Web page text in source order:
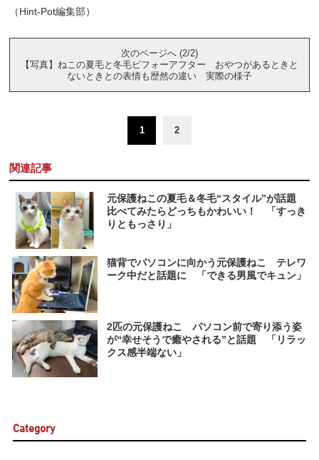
（Hint-Pot編集部）
次のページへ (2/2)
【写真】ねこの夏毛と冬毛ビフォーアフター おやつがあるときと
ないときとの表情も歴然の違い 実際の様子
1 2
関連記事
元保護ねこの夏毛＆冬毛“スタイル”が話題
比べてみたらどっちもかわいい！ 「すっき
りともっさり」
猫背でパソコンに向かう元保護ねこ テレワ
ーク中だと話題に 「できる男風でキュン」
2匹の元保護ねこ パソコン前で寄り添う姿
が“幸せそうで癒やされる”と話題 「リラッ
クス感半端ない」
Category